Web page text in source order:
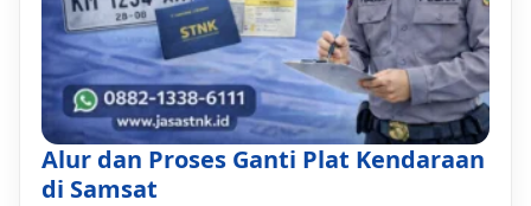
Alur dan Proses Ganti Plat Kendaraan
di Samsat